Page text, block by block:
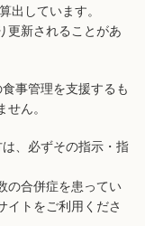
出しています。
更新されることがあ
事管理を支援するも
ん。
、必ずその指示・指
の合併症を患ってい
イトをご利用くださ